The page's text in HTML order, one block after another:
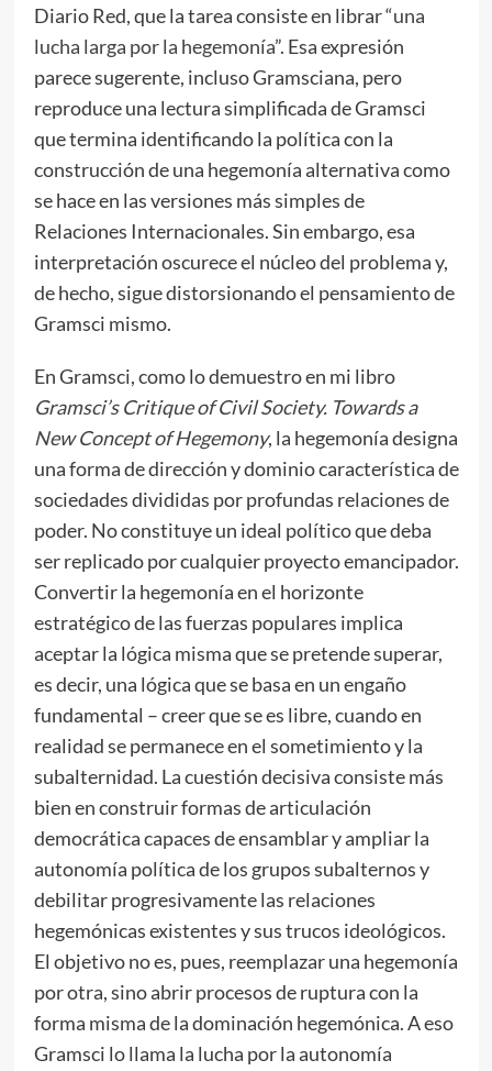
Diario Red, que la tarea consiste en librar “una
lucha larga por la hegemonía”. Esa expresión
parece sugerente, incluso Gramsciana, pero
reproduce una lectura simplificada de Gramsci
que termina identificando la política con la
construcción de una hegemonía alternativa como
se hace en las versiones más simples de
Relaciones Internacionales. Sin embargo, esa
interpretación oscurece el núcleo del problema y,
de hecho, sigue distorsionando el pensamiento de
Gramsci mismo.
En Gramsci, como lo demuestro en mi libro
Gramsci’s Critique of Civil Society. Towards a
New Concept of Hegemony, la hegemonía designa
una forma de dirección y dominio característica de
sociedades divididas por profundas relaciones de
poder. No constituye un ideal político que deba
ser replicado por cualquier proyecto emancipador.
Convertir la hegemonía en el horizonte
estratégico de las fuerzas populares implica
aceptar la lógica misma que se pretende superar,
es decir, una lógica que se basa en un engaño
fundamental – creer que se es libre, cuando en
realidad se permanece en el sometimiento y la
subalternidad. La cuestión decisiva consiste más
bien en construir formas de articulación
democrática capaces de ensamblar y ampliar la
autonomía política de los grupos subalternos y
debilitar progresivamente las relaciones
hegemónicas existentes y sus trucos ideológicos.
El objetivo no es, pues, reemplazar una hegemonía
por otra, sino abrir procesos de ruptura con la
forma misma de la dominación hegemónica. A eso
Gramsci lo llama la lucha por la autonomía